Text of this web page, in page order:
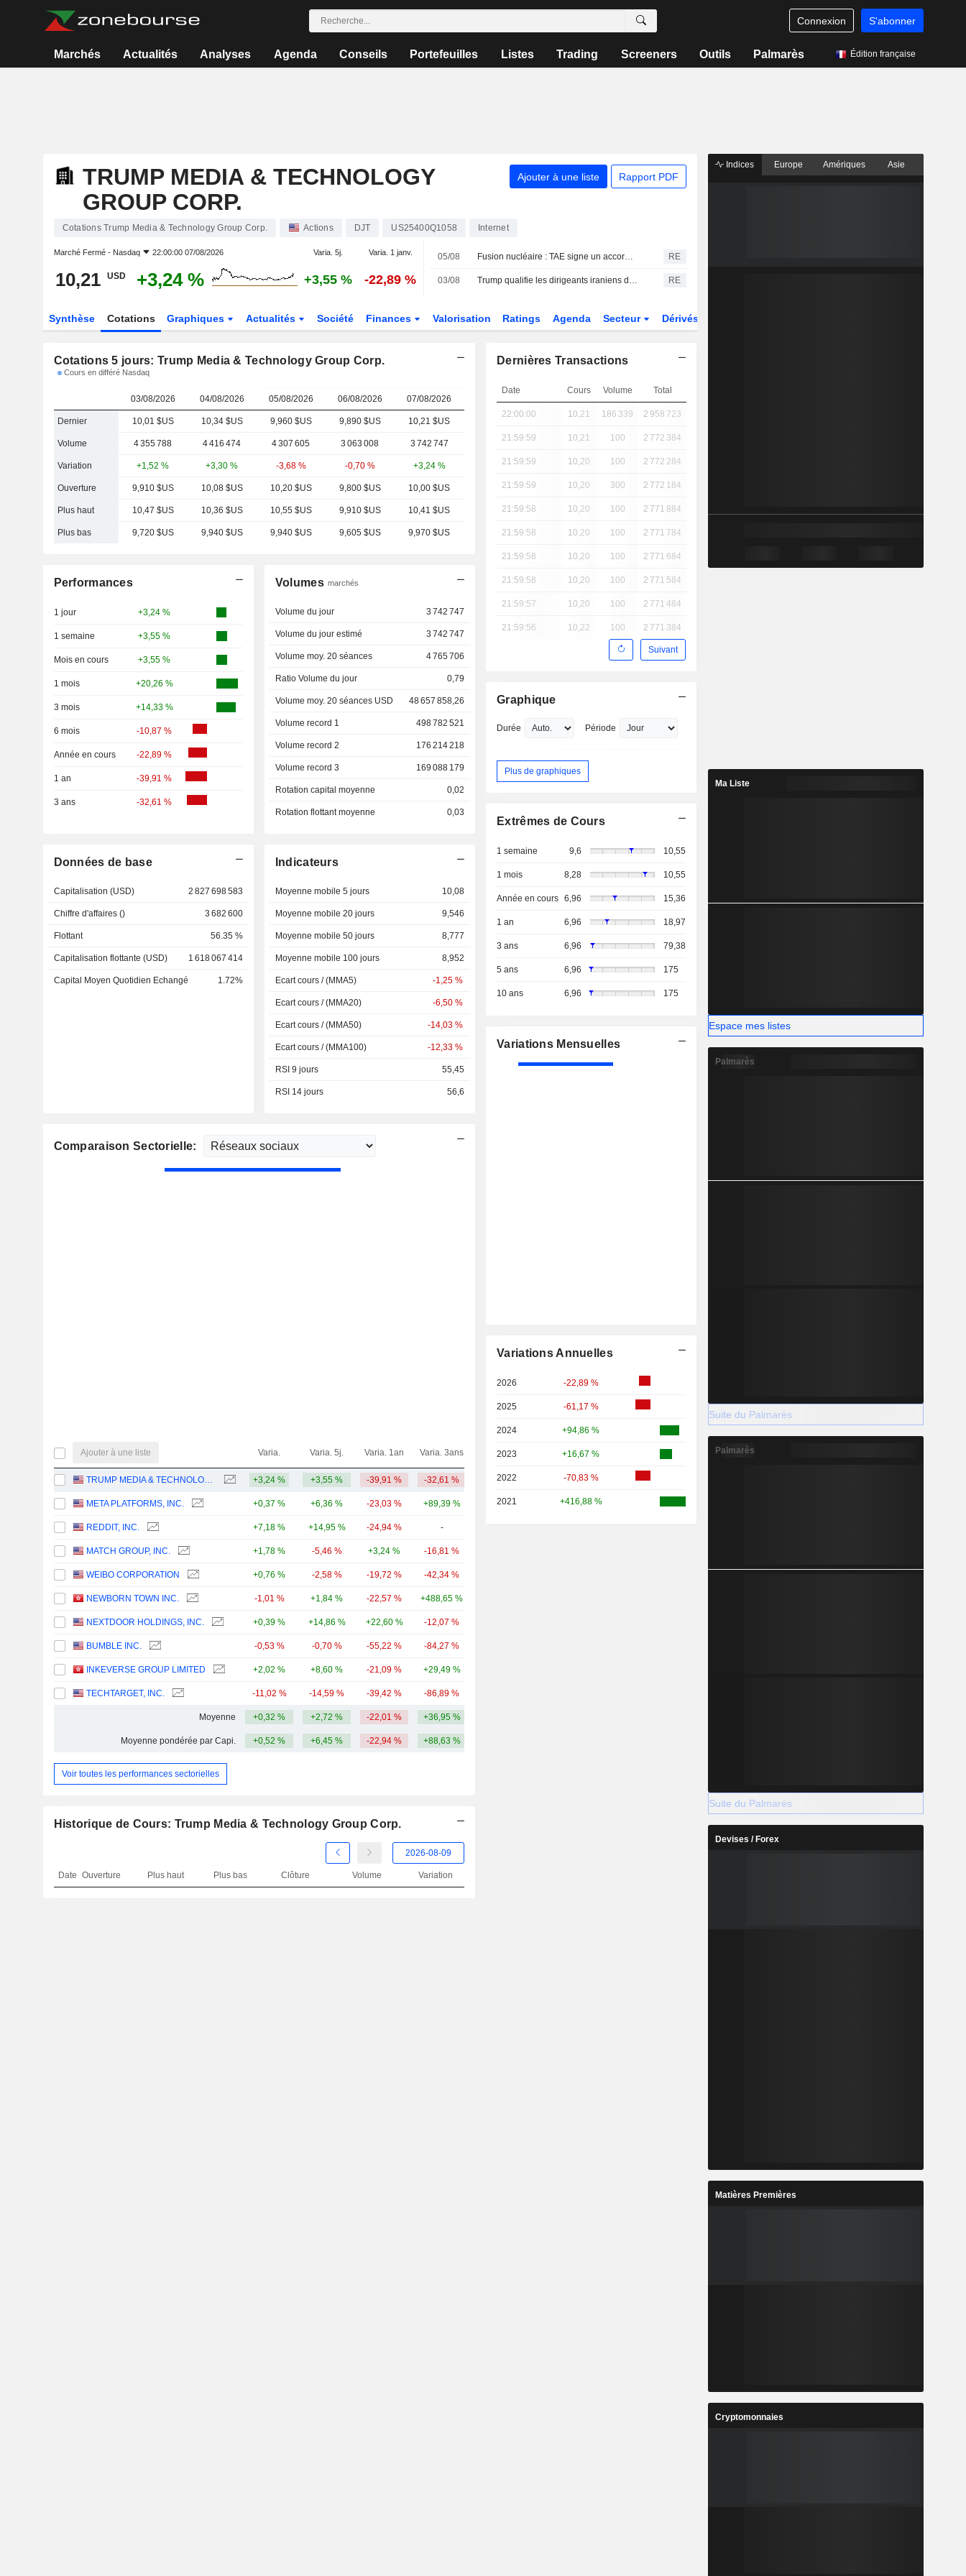
Connexion S'abonner
Marchés Actualités Analyses Agenda Conseils Portefeuilles Listes Trading Screeners Outils Palmarès Édition française
TRUMP MEDIA & TECHNOLOGY
GROUP CORP.
Ajouter à une liste Rapport PDF
Cotations Trump Media & Technology Group Corp. Actions DJT US25400Q1058 Internet
Marché Fermé - Nasdaq 22:00:00 07/08/2026 Varia. 5j. Varia. 1 janv.
10,21 USD +3,24 % +3,55 % -22,89 %
05/08 Fusion nucléaire : TAE signe un accord d'option d'achat pour son futur approvisionnement en hélium-3 RE
03/08 Trump qualifie les dirigeants iraniens d'" incroyablement fourbes » RE
Synthèse Cotations Graphiques Actualités Société Finances Valorisation Ratings Agenda Secteur Dérivés
Cotations 5 jours: Trump Media & Technology Group Corp.
Cours en différé Nasdaq
03/08/2026 04/08/2026 05/08/2026 06/08/2026 07/08/2026
Dernier 10,01 $US 10,34 $US 9,960 $US 9,890 $US 10,21 $US
Volume 4 355 788 4 416 474 4 307 605 3 063 008 3 742 747
Variation +1,52 % +3,30 % -3,68 % -0,70 % +3,24 %
Ouverture 9,910 $US 10,08 $US 10,20 $US 9,800 $US 10,00 $US
Plus haut 10,47 $US 10,36 $US 10,55 $US 9,910 $US 10,41 $US
Plus bas 9,720 $US 9,940 $US 9,940 $US 9,605 $US 9,970 $US
Performances
1 jour +3,24 %
1 semaine +3,55 %
Mois en cours +3,55 %
1 mois +20,26 %
3 mois +14,33 %
6 mois -10,87 %
Année en cours -22,89 %
1 an -39,91 %
3 ans -32,61 %
Volumes marchés
Volume du jour 3 742 747
Volume du jour estimé 3 742 747
Volume moy. 20 séances 4 765 706
Ratio Volume du jour 0,79
Volume moy. 20 séances USD 48 657 858,26
Volume record 1 498 782 521
Volume record 2 176 214 218
Volume record 3 169 088 179
Rotation capital moyenne 0,02
Rotation flottant moyenne 0,03
Données de base
Capitalisation (USD) 2 827 698 583
Chiffre d'affaires () 3 682 600
Flottant 56.35 %
Capitalisation flottante (USD) 1 618 067 414
Capital Moyen Quotidien Echangé 1.72%
Indicateurs
Moyenne mobile 5 jours 10,08
Moyenne mobile 20 jours 9,546
Moyenne mobile 50 jours 8,777
Moyenne mobile 100 jours 8,952
Ecart cours / (MMA5) -1,25 %
Ecart cours / (MMA20) -6,50 %
Ecart cours / (MMA50) -14,03 %
Ecart cours / (MMA100) -12,33 %
RSI 9 jours 55,45
RSI 14 jours 56,6
Comparaison Sectorielle:
Ajouter à une liste Varia. Varia. 5j. Varia. 1an Varia. 3ans Capi.($)
TRUMP MEDIA & TECHNOLOGY GROUP CORP. +3,24 % +3,55 % -39,91 % -32,61 % 2,83 Md
META PLATFORMS, INC. +0,37 % +6,36 % -23,03 % +89,39 % 1 508 Md
REDDIT, INC. +7,18 % +14,95 % -24,94 % -
MATCH GROUP, INC. +1,78 % -5,46 % +3,24 % -16,81 %
WEIBO CORPORATION +0,76 % -2,58 % -19,72 % -42,34 %
NEWBORN TOWN INC. -1,01 % +1,84 % -22,57 % +488,65 %
NEXTDOOR HOLDINGS, INC. +0,39 % +14,86 % +22,60 % -12,07 %
BUMBLE INC. -0,53 % -0,70 % -55,22 % -84,27 %
INKEVERSE GROUP LIMITED +2,02 % +8,60 % -21,09 % +29,49 %
TECHTARGET, INC. -11,02 % -14,59 % -39,42 % -86,89 %
Moyenne +0,32 % +2,72 % -22,01 % +36,95 %
Moyenne pondérée par Capi. +0,52 % +6,45 % -22,94 % +88,63 %
Voir toutes les performances sectorielles
Historique de Cours: Trump Media & Technology Group Corp.
Date Ouverture Plus haut Plus bas Clôture Volume Variation
Dernières Transactions
Date Cours Volume Total
22:00:00 10,21 186 339 2 958 723
21:59:59 10,21 100 2 772 384
21:59:59 10,20 100 2 772 284
21:59:59 10,20 300 2 772 184
21:59:58 10,20 100 2 771 884
21:59:58 10,20 100 2 771 784
21:59:58 10,20 100 2 771 684
21:59:58 10,20 100 2 771 584
21:59:57 10,20 100 2 771 484
21:59:56 10,22 100 2 771 384
Suivant
Graphique
Durée Période
Plus de graphiques
Extrêmes de Cours
1 semaine 9,6 10,55
1 mois 8,28 10,55
Année en cours 6,96 15,36
1 an 6,96 18,97
3 ans 6,96 79,38
5 ans 6,96 175
10 ans 6,96 175
Variations Mensuelles
Variations Annuelles
2026 -22,89 %
2025 -61,17 %
2024 +94,86 %
2023 +16,67 %
2022 -70,83 %
2021 +416,88 %
Indices Europe Amériques Asie
Ma Liste
Espace mes listes
Palmarès
Suite du Palmarès
Palmarès
Suite du Palmarès
Devises / Forex
Matières Premières
Cryptomonnaies